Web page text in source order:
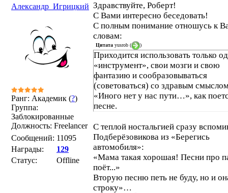
Александр_Игрицкий
Ранг: Академик (?)
Группа:
Заблокированные
Должность: Freelancer
Сообщений: 11095
Награды:
129
Статус:
Offline
Здравствуйте, Роберт!
С Вами интересно беседовать!
С полным понимание отношусь к
словам:
Цитата yusrob ( )
Приходится использовать только
«инструмент», свои мозги и свою
фантазию и сообразовываться
(советоваться) со здравым
«Иного нет у нас пути…», как
песне.
С теплой ностальгией сразу
Подберёзовикова из «Берегись
автомобиля»:
«Мама такая хорошая! Песни про
поёт...»
Вторую песню петь не буду, но и
строку»…